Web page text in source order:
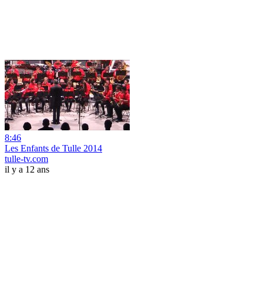
8:46
Les Enfants de Tulle 2014
tulle-tv.com
il y a 12 ans